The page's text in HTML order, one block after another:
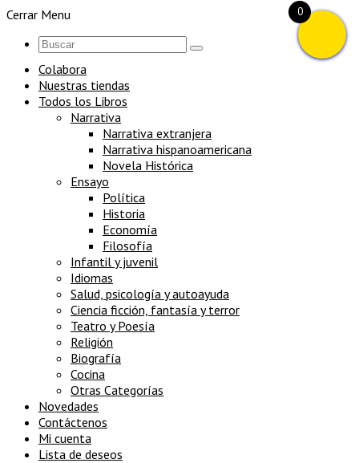
Cerrar Menu
Colabora
Nuestras tiendas
Todos los Libros
Narrativa
Narrativa extranjera
Narrativa hispanoamericana
Novela Histórica
Ensayo
Política
Historia
Economía
Filosofía
Infantil y juvenil
Idiomas
Salud, psicología y autoayuda
Ciencia ficción, fantasía y terror
Teatro y Poesía
Religión
Biografía
Cocina
Otras Categorías
Novedades
Contáctenos
Mi cuenta
Lista de deseos
0